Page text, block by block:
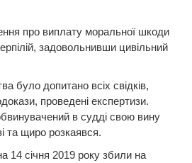
про виплату моральної шкоди
задовольнивши цивільний
було допитано всіх свідків,
проведені експертизи.
в судді свою вину
та щиро розкаявся.
14 січня 2019 року збили на